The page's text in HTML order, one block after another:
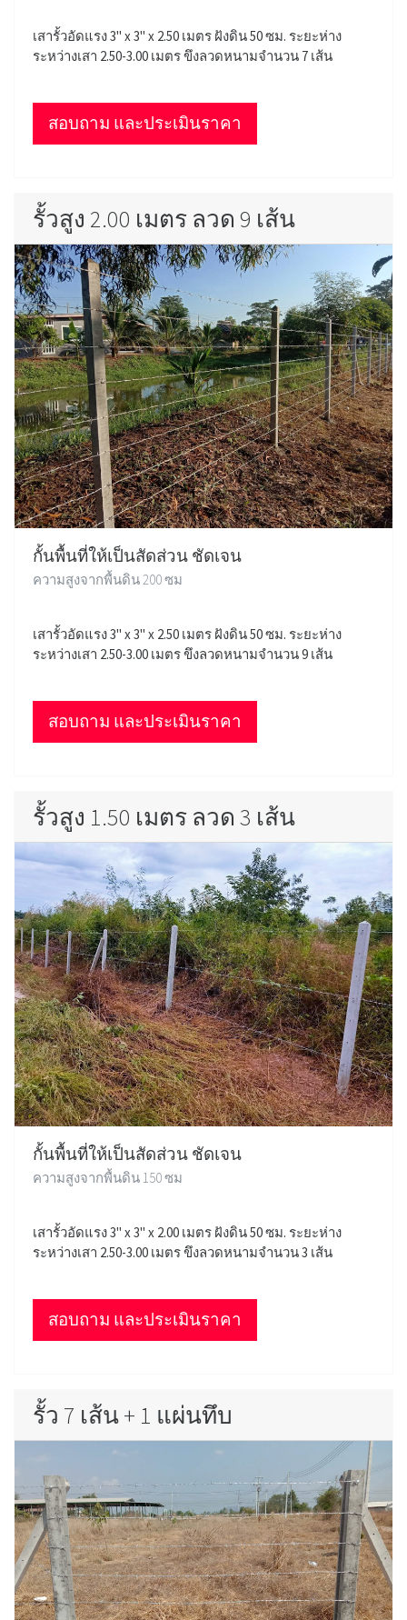
เสารั้วอัดแรง 3" x 3" x 2.50 เมตร ฝังดิน 50 ซม. ระยะห่าง
ระหว่างเสา 2.50-3.00 เมตร ขึงลวดหนามจำนวน 7 เส้น
สอบถาม และประเมินราคา
รั้วสูง 2.00 เมตร ลวด 9 เส้น
กั้นพื้นที่ให้เป็นสัดส่วน ชัดเจน
ความสูงจากพื้นดิน 200 ซม
เสารั้วอัดแรง 3" x 3" x 2.50 เมตร ฝังดิน 50 ซม. ระยะห่าง
ระหว่างเสา 2.50-3.00 เมตร ขึงลวดหนามจำนวน 9 เส้น
สอบถาม และประเมินราคา
รั้วสูง 1.50 เมตร ลวด 3 เส้น
กั้นพื้นที่ให้เป็นสัดส่วน ชัดเจน
ความสูงจากพื้นดิน 150 ซม
เสารั้วอัดแรง 3" x 3" x 2.00 เมตร ฝังดิน 50 ซม. ระยะห่าง
ระหว่างเสา 2.50-3.00 เมตร ขึงลวดหนามจำนวน 3 เส้น
สอบถาม และประเมินราคา
รั้ว 7 เส้น + 1 แผ่นทึบ